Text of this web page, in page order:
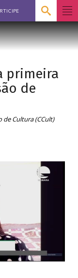
primeira
de
de Cultura (CCult)